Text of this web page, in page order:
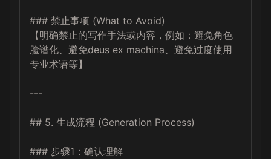
### 禁止事项 (What to Avoid)
【明确禁止的写作手法或内容，例如：避免角色
脸谱化、避免deus ex machina、避免过度使用
专业术语等】
---
## 5. 生成流程 (Generation Process)
### 步骤1：确认理解